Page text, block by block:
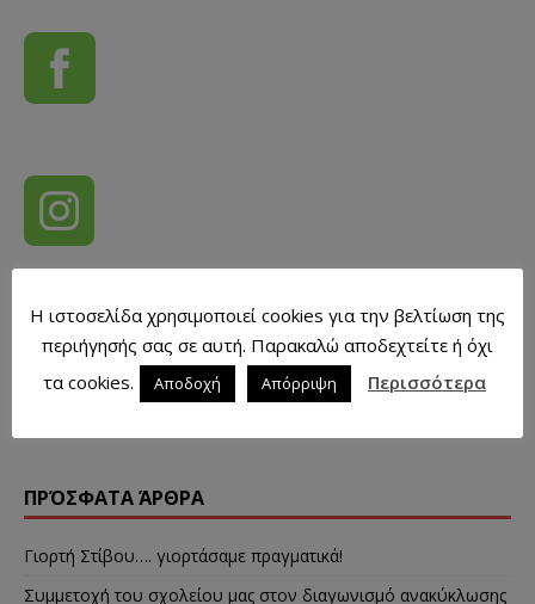
ΠΡΌΣΦΑΤΑ ΆΡΘΡΑ
Γιορτή Στίβου…. γιορτάσαμε πραγματικά!
Συμμετοχή του σχολείου μας στον διαγωνισμό ανακύκλωσης
Η ιστοσελίδα χρησιμοποιεί cookies για την βελτίωση της
περιήγησής σας σε αυτή. Παρακαλώ αποδεχτείτε ή όχι
τα cookies.
Αποδοχή Απόρριψη Περισσότερα